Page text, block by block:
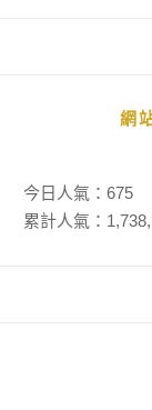
網
今日人氣： 675
累計人氣：